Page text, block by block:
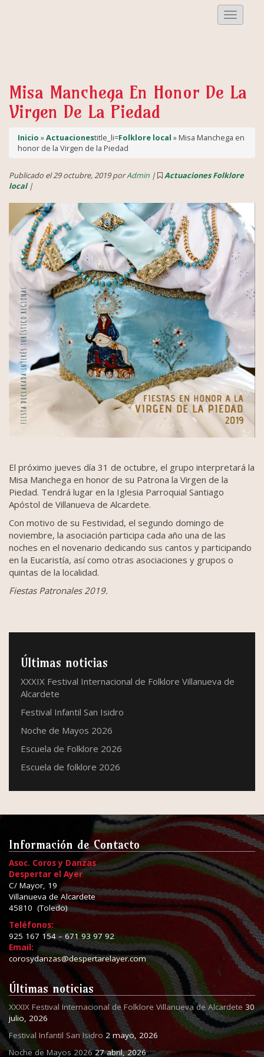
Menu
Misa Manchega En Honor De La
Virgen De La Piedad
Inicio »Actuacionestitle_li=Folklore local » Misa Manchega en
honor de la Virgen de la Piedad
Publicado el 29 octubre, 2019 porAdmin | Actuaciones Folklore
local |
El próximo jueves día 31 de octubre, el grupo interpretará la
Misa Manchega en honor de su Patrona la Virgen de la
Piedad. Tendrá lugar en la Iglesia Parroquial Santiago
Apóstol de Villanueva de Alcardete.
Con motivo de su Festividad, el segundo domingo de
noviembre, la asociación participa cada año una de las
noches en el novenario dedicando sus cantos y participando
en la Eucaristía, así como otras asociaciones y grupos o
quintas de la localidad.
Fiestas Patronales 2019.
Últimas noticias
XXXIX Festival Internacional de Folklore Villanueva de
Alcardete
Festival Infantil San Isidro
Noche de Mayos 2026
Escuela de Folklore 2026
Escuela de folklore 2026
Información de Contacto
Asoc. Coros y Danzas
Despertar el Ayer
C/ Mayor, 19
Villanueva de Alcardete
45810 (Toledo)
Teléfonos:
925 167 154 – 671 93 97 92
Email:
corosydanzas@despertarelayer.com
Últimas noticias
XXXIX Festival Internacional de Folklore Villanueva de Alcardete 30
julio, 2026
Festival Infantil San Isidro 2 mayo, 2026
Noche de Mayos 2026 27 abril, 2026